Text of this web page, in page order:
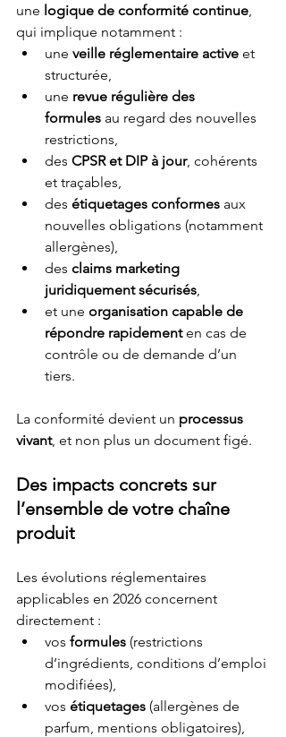
une logique de conformité continue
qui implique notamment :
une veille réglementaire active et
structurée,
une revue régulière des
formules au regard des nouvelles
restrictions,
des CPSR et DIP à jour, cohérents
et traçables,
des étiquetages conformes aux
nouvelles obligations (notamment
allergènes),
des claims marketing
juridiquement sécurisés
et une organisation capable de
répondre rapidement en cas de
contrôle ou de demande d’un
tiers.
La conformité devient un processus
vivant, et non plus un document figé.
Des impacts concrets sur
l’ensemble de votre chaîne
produit
Les évolutions réglementaires
applicables en 2026 concernent
directement :
vos formules (restrictions
d’ingrédients, conditions d’emploi
modifiées),
vos étiquetages (allergènes de
parfum, mentions obligatoires),